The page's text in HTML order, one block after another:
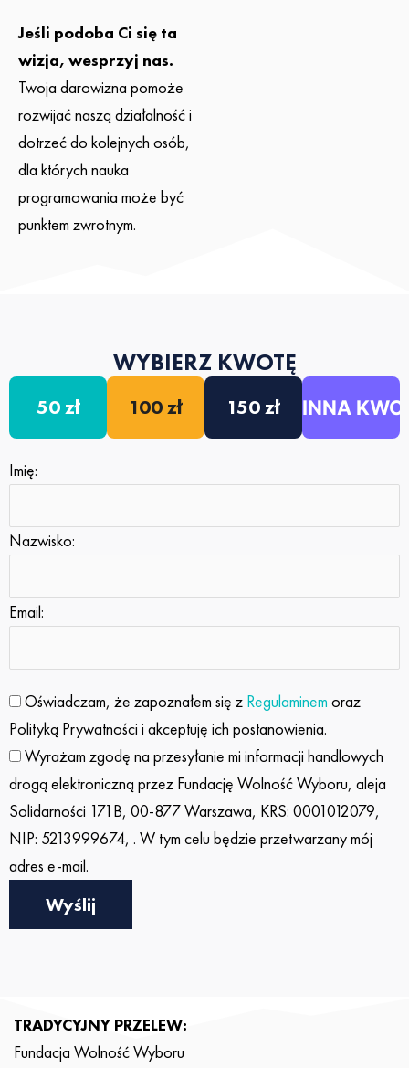
Jeśli podoba Ci się ta
wizja, wesprzyj nas.
Twoja darowizna pomoże
rozwijać naszą działalność i
dotrzeć do kolejnych osób,
dla których nauka
programowania może być
punktem zwrotnym.
WYBIERZ KWOTĘ
50 zł 100 zł 150 zł
Imię:
Nazwisko:
Email:
Oświadczam, że zapoznałem się z Regulaminem oraz
Polityką Prywatności i akceptuję ich postanowienia.
Wyrażam zgodę na przesyłanie mi informacji handlowych
drogą elektroniczną przez Fundację Wolność Wyboru, aleja
Solidarności 171B, 00-877 Warszawa, KRS: 0001012079,
NIP: 5213999674, . W tym celu będzie przetwarzany mój
adres e-mail.
Wyślij
TRADYCYJNY PRZELEW:
Fundacja Wolność Wyboru